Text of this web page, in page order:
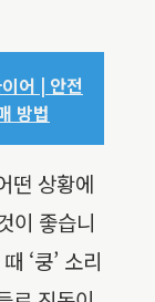
어 | 안전
방법
떤 상황에
이 좋습니
‘쿵’ 소리